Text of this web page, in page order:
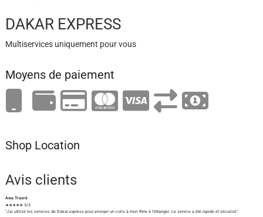
DAKAR EXPRESS
Multiservices uniquement pour vous
Moyens de paiement
Shop Location
Avis clients
Awa Traoré
★★★★★ 5/5
"J'ai utilisé les services de Dakar.express pour envoyer un colis à mon frère à l'étranger. Le service a été rapide et sécurisé."